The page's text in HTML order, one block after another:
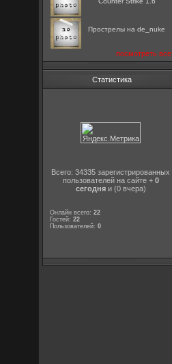
Прострелы на de_nuke
посмотреть все
Статистика
Всего: 34335 зарегистрированных
пользователей на сайте + 0
сегодняи (0 вчера)
Онлайн всего:22
Гостей:22
Пользователей:0